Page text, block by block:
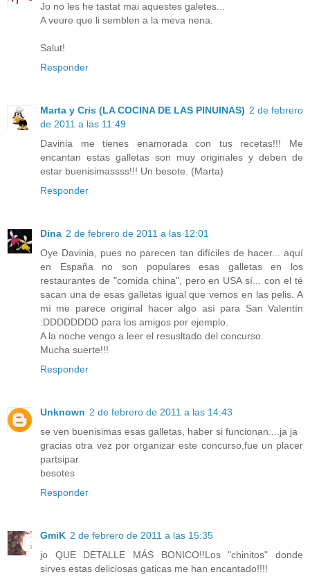
Jo no les he tastat mai aquestes galetes...
A veure que li semblen a la meva nena.
Salut!
Responder
Marta y Cris (LA COCINA DE LAS PINUINAS) 2 de febrero
de 2011 a las 11:49
Davinia me tienes enamorada con tus recetas!!! Me
encantan estas galletas son muy originales y deben de
estar buenisimassss!!! Un besote. (Marta)
Responder
Dina 2 de febrero de 2011 a las 12:01
Oye Davinia, pues no parecen tan difíciles de hacer... aquí
en España no son populares esas galletas en los
restaurantes de "comida china", pero en USA sí... con el té
sacan una de esas galletas igual que vemos en las pelis. A
mí me parece original hacer algo así para San Valentín
:DDDDDDDD para los amigos por ejemplo.
A la noche vengo a leer el resusltado del concurso.
Mucha suerte!!!
Responder
Unknown 2 de febrero de 2011 a las 14:43
se ven buenisimas esas galletas, haber si funcionan....ja ja
gracias otra vez por organizar este concurso,fue un placer
partsipar
besotes
Responder
GmiK 2 de febrero de 2011 a las 15:35
jo QUE DETALLE MÁS BONICO!!Los "chinitos" donde
sirves estas deliciosas gaticas me han encantado!!!!